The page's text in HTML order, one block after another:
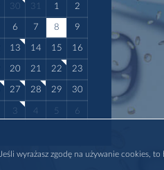
30 31 1 2
6 7 8 9
13 14 15 16
20 21 22 23
27 28 29 30
3 4 5 6
Jeśli wyrażasz zgodę na używanie cookies,